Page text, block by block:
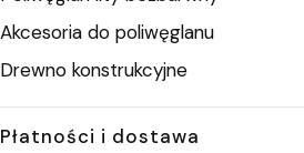
Akcesoria do poliwęglanu
Drewno konstrukcyjne
Płatności i dostawa